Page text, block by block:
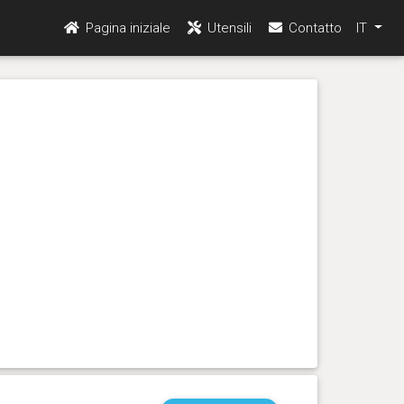
Pagina iniziale Utensili Contatto IT